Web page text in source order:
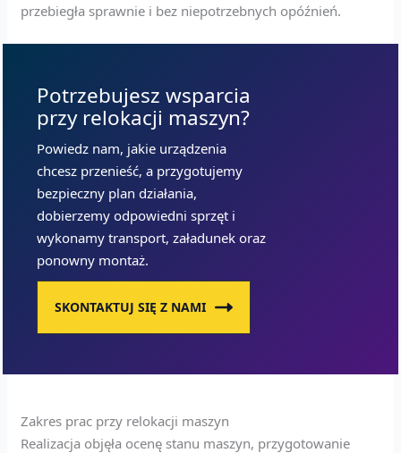
przebiegła sprawnie i bez niepotrzebnych opóźnień.
Potrzebujesz wsparcia
przy relokacji maszyn?
Powiedz nam, jakie urządzenia
chcesz przenieść, a przygotujemy
bezpieczny plan działania,
dobierzemy odpowiedni sprzęt i
wykonamy transport, załadunek oraz
ponowny montaż.
SKONTAKTUJ SIĘ Z NAMI
Zakres prac przy relokacji maszyn
Realizacja objęła ocenę stanu maszyn, przygotowanie